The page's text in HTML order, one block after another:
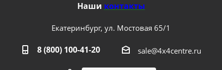
Наши контакты
Екатеринбург, ул. Мостовая 65/1
8 (800) 100-41-20 sale@4x4centre.ru